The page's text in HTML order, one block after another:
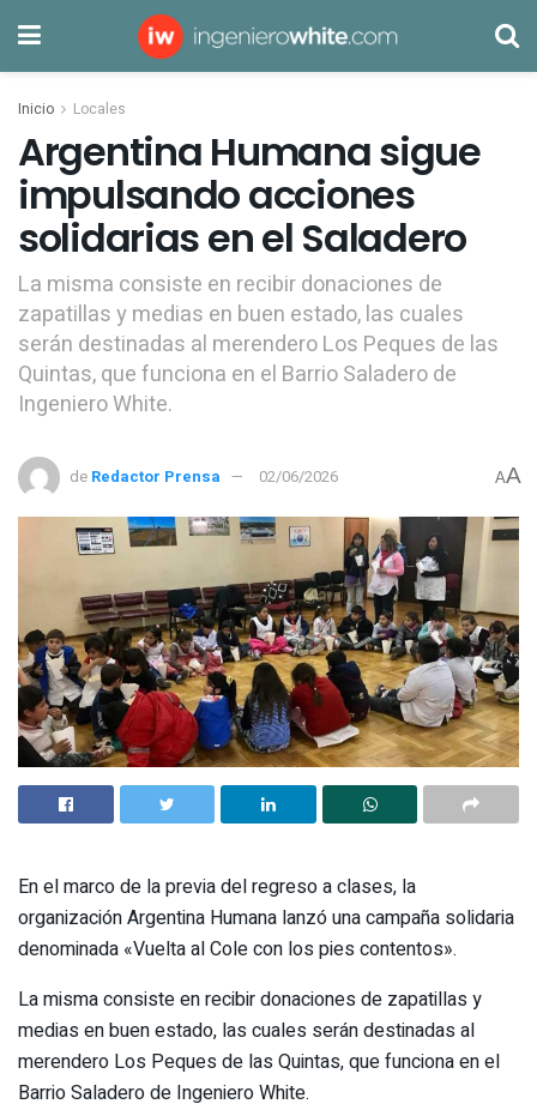
Inicio Locales
Argentina Humana sigue
impulsando acciones
solidarias en el Saladero
La misma consiste en recibir donaciones de
zapatillas y medias en buen estado, las cuales
serán destinadas al merendero Los Peques de las
Quintas, que funciona en el Barrio Saladero de
Ingeniero White.
de Redactor Prensa 02/06/2026 AA
En el marco de la previa del regreso a clases, la
organización Argentina Humana lanzó una campaña solidaria
denominada «Vuelta al Cole con los pies contentos».
La misma consiste en recibir donaciones de zapatillas y
medias en buen estado, las cuales serán destinadas al
merendero Los Peques de las Quintas, que funciona en el
Barrio Saladero de Ingeniero White.